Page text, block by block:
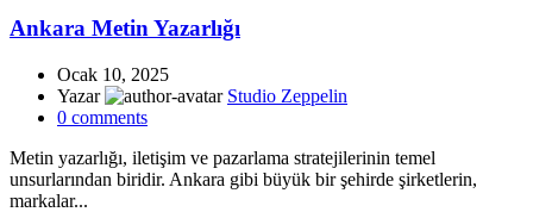
Ankara Metin Yazarlığı
Ocak 10, 2025
Yazar
Studio Zeppelin
0 comments
Metin yazarlığı, iletişim ve pazarlama stratejilerinin temel
unsurlarından biridir. Ankara gibi büyük bir şehirde şirketlerin,
markalar...